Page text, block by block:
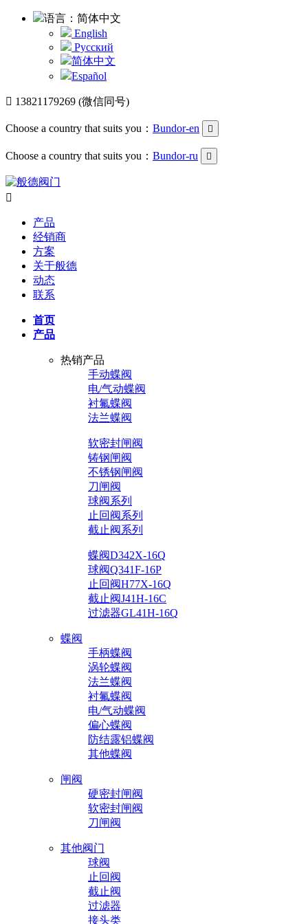
语言：简体中文
English
Русский
简体中文
Español
 13821179269 (微信同号)
Choose a country that suits you： Bundor-en 
Choose a country that suits you： Bundor-ru 

产品
经销商
方案
关于般德
动态
联系
首页
产品
热销产品
手动蝶阀
电/气动蝶阀
衬氟蝶阀
法兰蝶阀
软密封闸阀
铸钢闸阀
不锈钢闸阀
刀闸阀
球阀系列
止回阀系列
截止阀系列
蝶阀D342X-16Q
球阀Q341F-16P
止回阀H77X-16Q
截止阀J41H-16C
过滤器GL41H-16Q
蝶阀
手柄蝶阀
涡轮蝶阀
法兰蝶阀
衬氟蝶阀
电/气动蝶阀
偏心蝶阀
防结露铝蝶阀
其他蝶阀
闸阀
硬密封闸阀
软密封闸阀
刀闸阀
其他阀门
球阀
止回阀
截止阀
过滤器
接头类